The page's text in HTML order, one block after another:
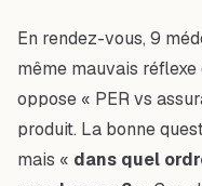
En rendez-vous, 9
même mauvais
oppose « PERvs
produit. La bonne
mais « dans quel